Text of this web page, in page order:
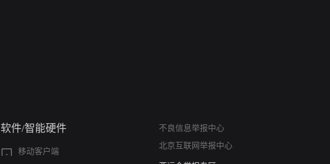
软件/智能硬件
移动客户端
不良信息举报中心
北京互联网举报中心
算法推荐专项举报